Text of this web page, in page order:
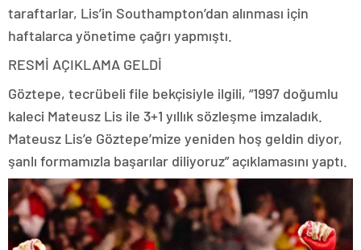
taraftarlar, Lis’in Southampton’dan alınması için
haftalarca yönetime çağrı yapmıştı.
RESMİ AÇIKLAMA GELDİ
Göztepe, tecrübeli file bekçisiyle ilgili, “1997 doğumlu
kaleci Mateusz Lis ile 3+1 yıllık sözleşme imzaladık.
Mateusz Lis’e Göztepe’mize yeniden hoş geldin diyor,
şanlı formamızla başarılar diliyoruz” açıklamasını yaptı.